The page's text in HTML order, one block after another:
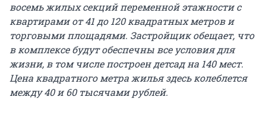
восемь жилых секций переменной этажности с
квартирами от 41 до 120 квадратных метров и
торговыми площадями. Застройщик обещает, что
в комплексе будут обеспечны все условия для
жизни, в том числе построен детсад на 140 мест.
Цена квадратного метра жилья здесь колеблется
между 40 и 60 тысячами рублей.